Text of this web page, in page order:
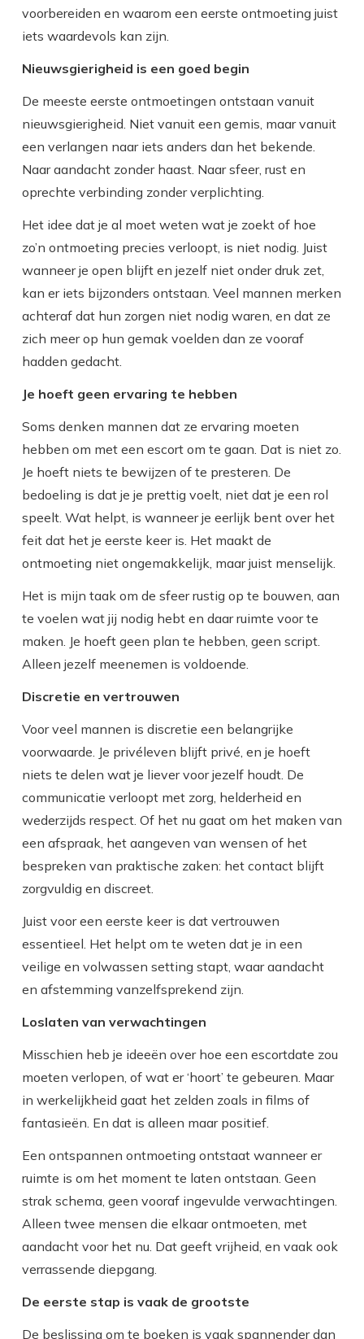
voorbereiden en waarom een eerste ontmoeting juist
iets waardevols kan zijn.
Nieuwsgierigheid is een goed begin
De meeste eerste ontmoetingen ontstaan vanuit
nieuwsgierigheid. Niet vanuit een gemis, maar vanuit
een verlangen naar iets anders dan het bekende.
Naar aandacht zonder haast. Naar sfeer, rust en
oprechte verbinding zonder verplichting.
Het idee dat je al moet weten wat je zoekt of hoe
zo’n ontmoeting precies verloopt, is niet nodig. Juist
wanneer je open blijft en jezelf niet onder druk zet,
kan er iets bijzonders ontstaan. Veel mannen merken
achteraf dat hun zorgen niet nodig waren, en dat ze
zich meer op hun gemak voelden dan ze vooraf
hadden gedacht.
Je hoeft geen ervaring te hebben
Soms denken mannen dat ze ervaring moeten
hebben om met een escort om te gaan. Dat is niet zo.
Je hoeft niets te bewijzen of te presteren. De
bedoeling is dat je je prettig voelt, niet dat je een rol
speelt. Wat helpt, is wanneer je eerlijk bent over het
feit dat het je eerste keer is. Het maakt de
ontmoeting niet ongemakkelijk, maar juist menselijk.
Het is mijn taak om de sfeer rustig op te bouwen, aan
te voelen wat jij nodig hebt en daar ruimte voor te
maken. Je hoeft geen plan te hebben, geen script.
Alleen jezelf meenemen is voldoende.
Discretie en vertrouwen
Voor veel mannen is discretie een belangrijke
voorwaarde. Je privéleven blijft privé, en je hoeft
niets te delen wat je liever voor jezelf houdt. De
communicatie verloopt met zorg, helderheid en
wederzijds respect. Of het nu gaat om het maken van
een afspraak, het aangeven van wensen of het
bespreken van praktische zaken: het contact blijft
zorgvuldig en discreet.
Juist voor een eerste keer is dat vertrouwen
essentieel. Het helpt om te weten dat je in een
veilige en volwassen setting stapt, waar aandacht
en afstemming vanzelfsprekend zijn.
Loslaten van verwachtingen
Misschien heb je ideeën over hoe een escortdate zou
moeten verlopen, of wat er ‘hoort’ te gebeuren. Maar
in werkelijkheid gaat het zelden zoals in films of
fantasieën. En dat is alleen maar positief.
Een ontspannen ontmoeting ontstaat wanneer er
ruimte is om het moment te laten ontstaan. Geen
strak schema, geen vooraf ingevulde verwachtingen.
Alleen twee mensen die elkaar ontmoeten, met
aandacht voor het nu. Dat geeft vrijheid, en vaak ook
verrassende diepgang.
De eerste stap is vaak de grootste
De beslissing om te boeken is vaak spannender dan